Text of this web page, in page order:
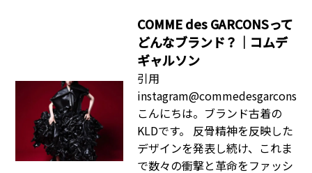
COMME des GARCONSって
どんなブランド？｜コムデ
ギャルソン
引用
instagram@commedesgarcons
こんにちは。ブランド古着の
KLDです。 反骨精神を反映した
デザインを発表し続け、これま
で数々の衝撃と革命をファッシ